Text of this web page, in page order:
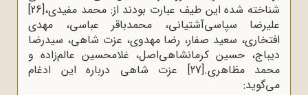
شناخته شده این طیف عبارت بودند از: محمد مفیدی،[26]
علیرضا سپاسی‌آشتیانی، محمدباقر عباسی، مهدی
افتخاری، سعید صفار، رضا مهدوی، عزت شاهی، سیدرضا
دیباج، حسین کرمانشاهی‌اصل، غلامحسین عالم‌زاده و
محمد مظاهری.[27]
عزت شاهی درباره این ادغام
می‌گوید: